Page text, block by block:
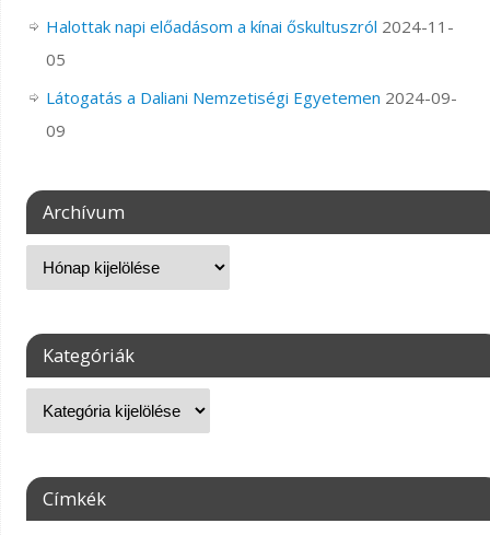
Halottak napi előadásom a kínai őskultuszról 2024-11-
05
Látogatás a Daliani Nemzetiségi Egyetemen 2024-09-
09
Archívum
Kategóriák
Címkék